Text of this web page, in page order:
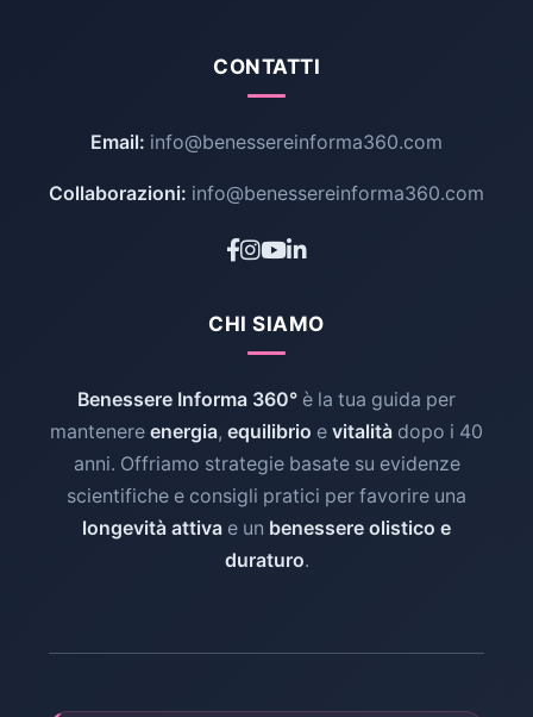
CONTATTI
Email: info@benessereinforma360.com
Collaborazioni: info@benessereinforma360.com
CHI SIAMO
Benessere Informa 360° è la tua guida per
mantenere energia, equilibrio e vitalità dopo i 40
anni. Offriamo strategie basate su evidenze
scientifiche e consigli pratici per favorire una
longevità attiva e un benessere olistico e
duraturo.